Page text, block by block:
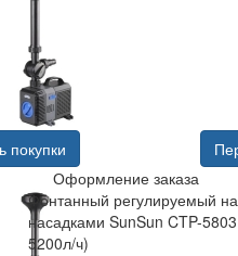
покупки
Оформление заказа
Фонтанный регулируемый
насадками SunSun CTP-
5200л/ч)